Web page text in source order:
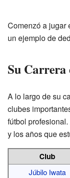
Comenzó a jugar
un ejemplo de
Su Carrera
A lo largo de su
clubes
fútbol
y los años que
Club
Júbilo Iwata